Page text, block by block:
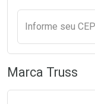
Informe seu CEP
Marca Truss